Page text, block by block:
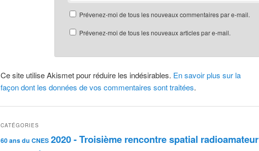
Prévenez-moi de tous les nouveaux commentaires par e-mail.
Prévenez-moi de tous les nouveaux articles par e-mail.
Ce site utilise Akismet pour réduire les indésirables. En savoir plus sur la
façon dont les données de vos commentaires sont traitées.
CATÉGORIES
60 ans du CNES 2020 - Troisième rencontre spatial radioamateur